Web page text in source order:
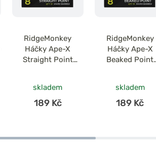
RidgeMonkey
Háčky Ape-X
Straight Point
skladem
189 Kč
RidgeMonkey
Háčky Ape-X
Beaked Point
skladem
189 Kč